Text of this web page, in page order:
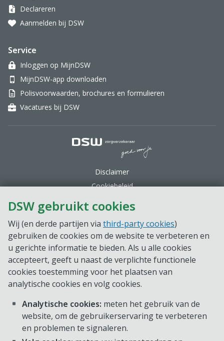
DSW gebruikt cookies
Wij (en derde partijen via third-party cookies)
gebruiken de cookies om de website te verbeteren en
u gerichte informatie te bieden. Als u alle cookies
accepteert, geeft u naast de verplichte functionele
cookies toestemming voor het plaatsen van
analytische cookies en volg cookies.
Analytische cookies: meten het gebruik van de
website, om de gebruikerservaring te verbeteren
en problemen te signaleren.
Declareren
Aanmelden bij DSW
Service
Inloggen op MijnDSW
MijnDSW-app downloaden
Polisvoorwaarden, brochures en formulieren
Vacatures bij DSW
Disclaimer
Cookiebeleid
Privacy
Toegankelijkheid
Sitemap
© 2026 Onderlinge Waarborgmaatschappij DSW
Zorgverzekeraar U.A., KVK-nummer 24168208